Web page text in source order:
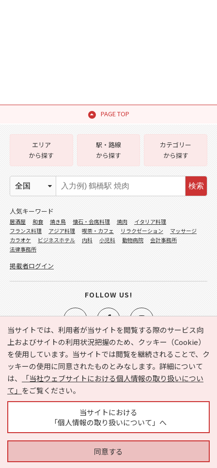
PAGE TOP
当サイトでは、利用者が当サイトを閲覧する際のサービス向
上およびサイトの利用状況把握のため、クッキー（Cookie）
を使用しています。当サイトでは閲覧を継続されることで、ク
ッキーの使用に同意されたものとみなします。詳細について
は、
「当社ウェブサイトにおける個人情報の取り扱いについ
て」 をご覧ください。
当サイトにおける
「個人情報の取り扱いについて」へ
同意する
e-NAVITA（イーナビタ）とは？ お気に入り
ヘルプ
利用規約
個人情報の取り扱いについて
運営会社
サイトマップ
広告掲載に関するお問い合わせ
エリア
から探す
駅・路線
から探す
カテゴリー
から探す
検索
人気キーワード
居酒屋 和食 焼き鳥 懐石・会席料理 焼肉
イタリア料理
フランス料理
アジア料理 喫茶・カフェ リラクゼーション
マッサージ
カラオケ
ビジネスホテル 内科 小児科 動物病院
会計事務所
法律事務所
掲載者ログイン
FOLLOW US!
Copyright © HYOJITO.Co.,Ltd. All Rights Reserved.